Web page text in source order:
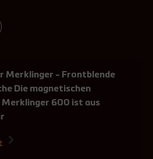
Merklinger - Frontblende
Die magnetischen
Merklinger 600 ist aus